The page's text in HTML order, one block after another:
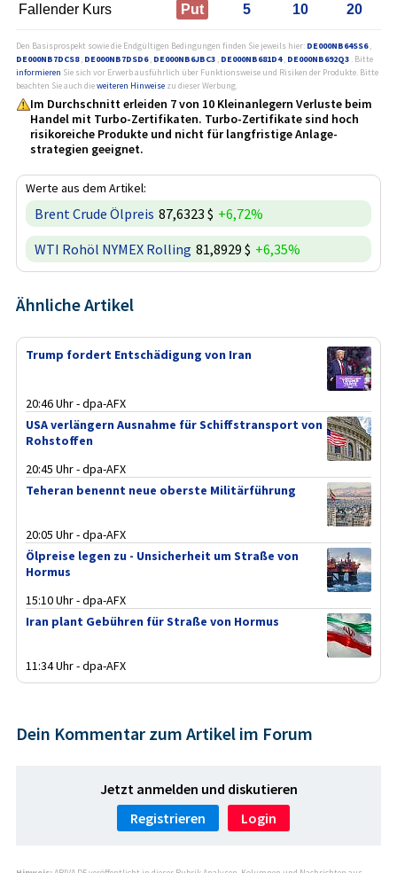
Fallender Kurs Put 5 10 20
Den Basisprospekt sowie die Endgültigen Bedingungen finden Sie jeweils hier: DE000NB64SS6,
DE000NB7DCS8, DE000NB7DSD6, DE000NB6JBC3 , DE000NB681D4, DE000NB692Q3 . Bitte
informieren Sie sich vor Erwerb ausführlich über Funktionsweise und Risiken der Produkte. Bitte
beachten Sie auch dieweiteren Hinweise zu dieser Werbung.
Im Durchschnitt erleiden 7 von 10 Kleinanlegern Verluste beim
Handel mit Turbo-Zertifikaten. Turbo-Zertifikate sind hoch
risikoreiche Produkte und nicht für langfristige Anlage­
strategien geeignet.
Werte aus dem Artikel:
Brent Crude Ölpreis 87,6323 $ +6,72%
WTI Rohöl NYMEX Rolling 81,8929 $ +6,35%
Ähnliche Artikel
Trump fordert Entschädigung von Iran
20:46 Uhr - dpa-AFX
USA verlängern Ausnahme für Schiffstransport von
Rohstoffen
20:45 Uhr - dpa-AFX
Teheran benennt neue oberste Militärführung
20:05 Uhr - dpa-AFX
Ölpreise legen zu - Unsicherheit um Straße von
Hormus
15:10 Uhr - dpa-AFX
Iran plant Gebühren für Straße von Hormus
11:34 Uhr - dpa-AFX
Dein Kommentar zum Artikel im Forum
Jetzt anmelden und diskutieren
Registrieren
Login